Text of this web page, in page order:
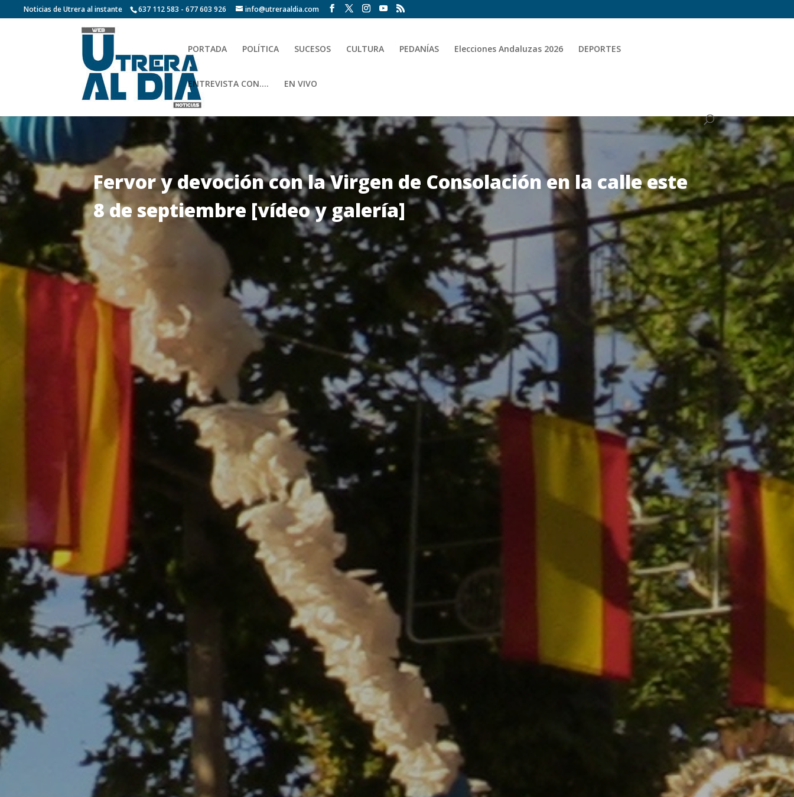
Noticias de Utrera al instante 637 112 583 - 677 603 926 info@utreraaldia.com
PORTADA POLÍTICA SUCESOS CULTURA PEDANÍAS Elecciones Andaluzas 2026 DEPORTES
ENTREVISTA CON…. EN VIVO
Fervor y devoción con la Virgen de Consolación en la calle este
8 de septiembre [vídeo y galería]